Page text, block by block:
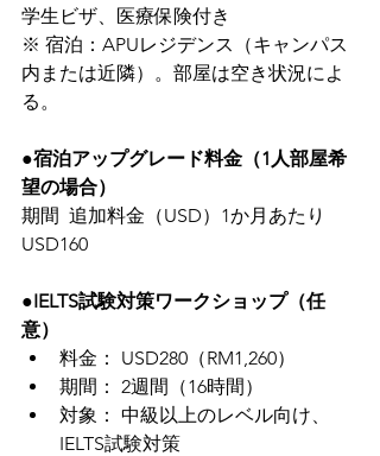
学生ビザ、医療保険付き
※ 宿泊：APUレジデンス（キャンパス
内または近隣）。部屋は空き状況によ
る。
●宿泊アップグレード料金（1人部屋希
望の場合）
期間	追加料金（USD）1か月あたり
USD160
●IELTS試験対策ワークショップ（任
意）
料金： USD280（RM1,260）
期間： 2週間（16時間）
対象： 中級以上のレベル向け、
IELTS試験対策